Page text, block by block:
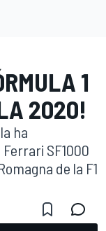
1
2020!
ha
SF1000
de la F1